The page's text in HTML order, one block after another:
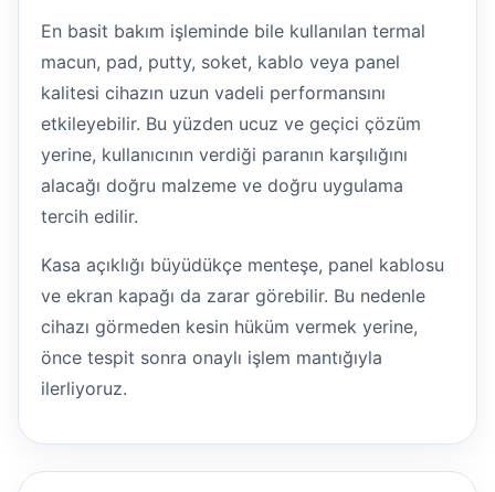
En basit bakım işleminde bile kullanılan termal
macun, pad, putty, soket, kablo veya panel
kalitesi cihazın uzun vadeli performansını
etkileyebilir. Bu yüzden ucuz ve geçici çözüm
yerine, kullanıcının verdiği paranın karşılığını
alacağı doğru malzeme ve doğru uygulama
tercih edilir.
Kasa açıklığı büyüdükçe menteşe, panel kablosu
ve ekran kapağı da zarar görebilir. Bu nedenle
cihazı görmeden kesin hüküm vermek yerine,
önce tespit sonra onaylı işlem mantığıyla
ilerliyoruz.